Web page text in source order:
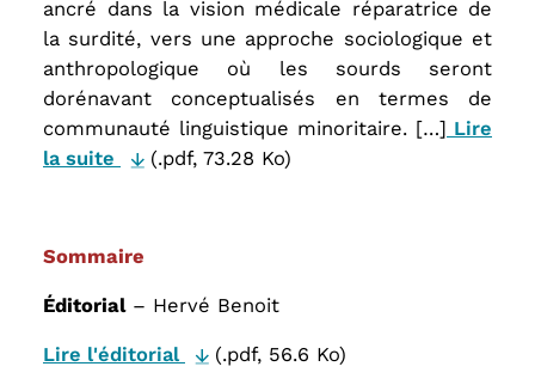
ancré dans la vision médicale réparatrice de
la surdité, vers une approche sociologique et
anthropologique où les sourds seront
dorénavant conceptualisés en termes de
communauté linguistique minoritaire. […] Lire
la suite
(.pdf, 73.28 Ko)
Sommaire
Éditorial– Hervé Benoit
Lire l'éditorial (.pdf, 56.6 Ko)